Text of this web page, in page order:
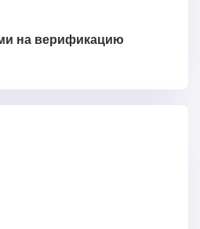
на верификацию